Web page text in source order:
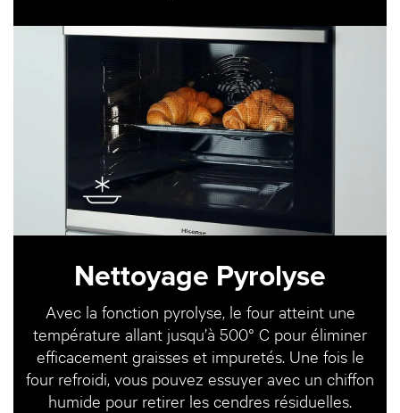
Nettoyage Pyrolyse
Avec la fonction pyrolyse, le four atteint une
température allant jusqu’à 500° C pour éliminer
efficacement graisses et impuretés. Une fois le
four refroidi, vous pouvez essuyer avec un chiffon
humide pour retirer les cendres résiduelles.